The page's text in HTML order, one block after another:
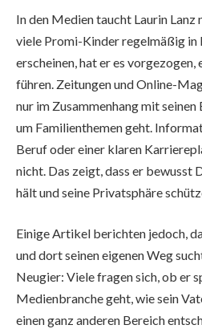
In den Medien taucht Laurin Lanz
viele Promi-Kinder regelmäßig
erscheinen, hat er es vorgezogen,
führen. Zeitungen und Online-
nur im Zusammenhang mit seinen
um Familienthemen geht.
Beruf oder einer klaren
nicht. Das zeigt, dass er
hält und seine Privatsphäre
Einige Artikel berichten jedoch,
und dort seinen eigenen Weg
Neugier: Viele fragen sich, ob er
Medienbranche geht, wie sein
einen ganz anderen Bereich